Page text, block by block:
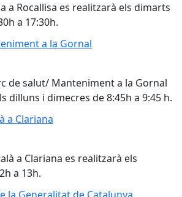
a Rocallisa es realitzarà els dimarts
a 17:30h.
a la Gornal
a la Gornal
de salut/ Manteniment a la Gornal
dilluns i dimecres de 8:45h a 9:45 h.
a Clariana
a Clariana
a Clariana es realitzarà els
a 13h.
la Generalitat de Catalunya